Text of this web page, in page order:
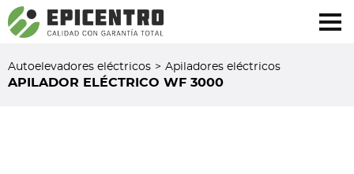
¿Olvidó su contraseña?Regístrese aquí
Autoelevadores eléctricos > Apiladores eléctricos
APILADOR ELÉCTRICO WF 3000